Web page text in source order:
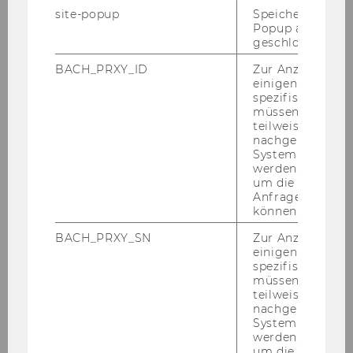
der Be­darf stark ge­stie­gen, gleich­zei­tig stei­gen
so­zia­le Bud­gets nicht im sel­ben Maß, son­dern
es be­steht sogar die Ge­fahr, dass diese ein­ge­
fro­ren oder ge­kürzt wer­den. Diese Ent­wick­lung
birgt Her­aus­for­de­rung und Chan­ce zu­gleich.
Die Di­gi­ta­li­sie­rung ist in die­sem Span­nungs­fall
eine Mög­lich­keit, Po­ten­zia­le für den Be­ra­tungs­
kon­text und die Prä­ven­ti­on zu heben.
Die Not­ruf­num­mer Rat auf Draht ist 24/7 für
Kin­der und Ju­gend­li­che er­reich­bar. Die­ses
lang­jäh­ri­ge Beratungs-​ und Prä­ven­tiv­an­ge­bot
von SOS-​Kinderdorf hat schnell auf die ak­tu­el­
len Her­aus­for­de­run­gen re­agiert.
Im Rah­men des 2. npo­Ex­pert­Talks wird Chris­ti­
an Moser die Her­aus­for­de­run­gen nach­zeich­
nen, den Sta­tus quo be­schrei­ben und ver­su­
chen, Er­folgs­kri­te­ri­en fest­zu­le­gen, die so­wohl
Pro­gramm als auch Fi­nan­zie­rung er­mög­li­chen.
site-popup
Speichert ob ein
Popup
geschlossen
BACH_PRXY_ID
Zur Anzeige von
einigen WU-
spezifischen
müssen
teilweise von
nachgelagerten
System
werden.
um die Antwort
Anfrage
können.
BACH_PRXY_SN
Zur Anzeige von
einigen WU-
spezifischen
müssen
teilweise von
nachgelagerten
System
werden.